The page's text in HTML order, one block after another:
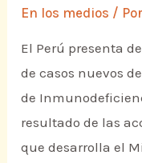
En los medios /
El Perú presenta
de casos nuevos
de
resultado de las
que desarrolla el